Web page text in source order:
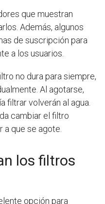
que muestran
Además, algunos
de suscripción para
a los usuarios.
no dura para siempre,
Al agotarse,
filtrar volverán al agua.
cambiar el filtro
que se agote.
los filtros
opción para